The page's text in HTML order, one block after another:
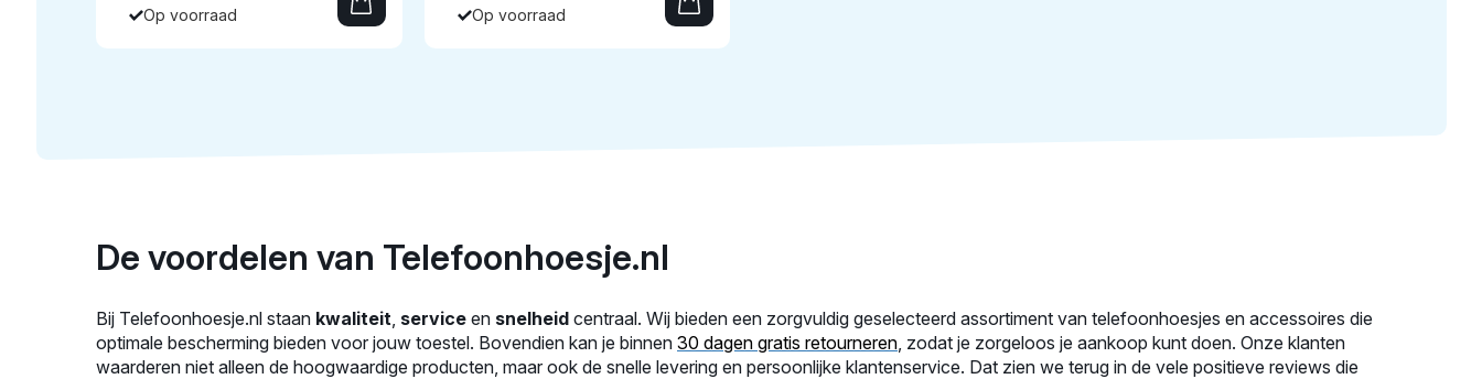
Op voorraad Op voorraad
De voordelen van Telefoonhoesje.nl
Bij Telefoonhoesje.nl staan kwaliteit, service en snelheid centraal. Wij bieden een zorgvuldig geselecteerd assortiment van telefoonhoesjes en accessoires die
optimale bescherming bieden voor jouw toestel. Bovendien kan je binnen 30 dagen gratis retourneren, zodat je zorgeloos je aankoop kunt doen. Onze klanten
waarderen niet alleen de hoogwaardige producten, maar ook de snelle levering en persoonlijke klantenservice. Dat zien we terug in de vele positieve reviews die